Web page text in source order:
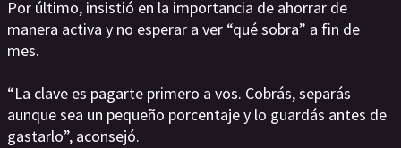
Por último, insistió en la importancia de ahorrar de
manera activa y no esperar a ver “qué sobra” a fin de
mes.
“La clave es pagarte primero a vos. Cobrás, separás
aunque sea un pequeño porcentaje y lo guardás antes de
gastarlo”, aconsejó.